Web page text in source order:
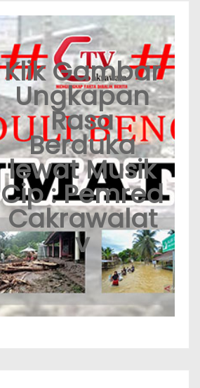
Klik Gambar
Ungkapan
Rasa
Berduka
lewat Musik
Cip : Pemred
Cakrawalat
v